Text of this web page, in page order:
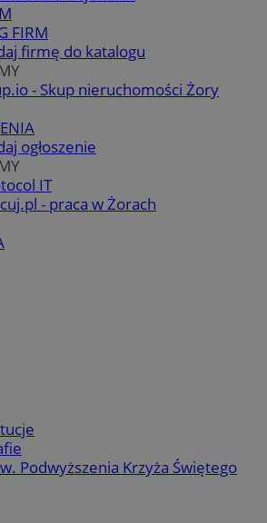
FIRM
firmę do katalogu
- Skup nieruchomości Żory
ogłoszenie
IT
- praca w Żorach
Podwyższenia Krzyża Świętego